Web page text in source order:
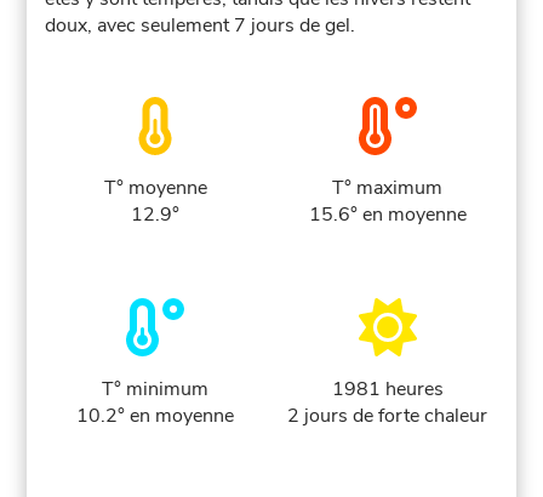
doux, avec seulement 7 jours de gel.
T° moyenne
12.9°
T° maximum
15.6° en moyenne
T° minimum
10.2° en moyenne
1981 heures
2 jours de forte chaleur